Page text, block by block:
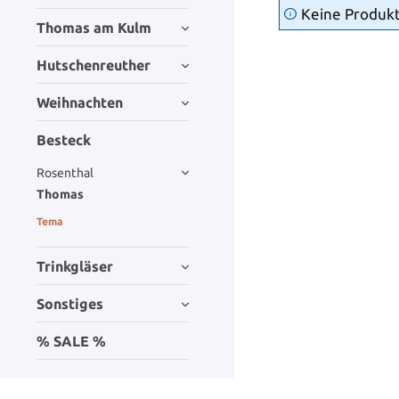
Thomas am Kulm
Hutschenreuther
Weihnachten
Besteck
Rosenthal
Thomas
Tema
Trinkgläser
Sonstiges
% SALE %
Keine